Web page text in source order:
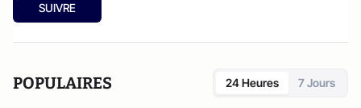
SUIVRE
POPULAIRES 24 Heures 7 Jours